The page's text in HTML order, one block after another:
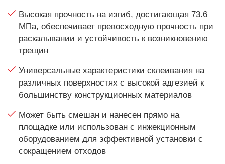
Высокая прочность на изгиб, достигающая 73.6
МПа, обеспечивает превосходную прочность при
раскалывании и устойчивость к возникновению
трещин
Универсальные характеристики склеивания на
различных поверхностях с высокой адгезией к
большинству конструкционных материалов
Может быть смешан и нанесен прямо на
площадке или использован с инжекционным
оборудованием для эффективной установки с
сокращением отходов